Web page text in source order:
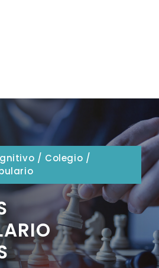
/ Colegio /